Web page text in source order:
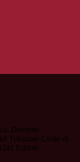
Direttore
Tribunale Civile di
Editore